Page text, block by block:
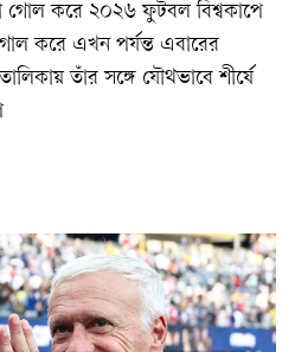
গোল করে ২০২৬ ফুটবল বিশ্বকাপে
করে এখন পর্যন্ত এবারের
তাঁর সঙ্গে যৌথভাবে শীর্ষে